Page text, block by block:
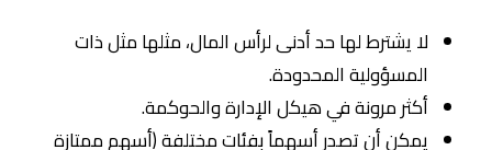
لا يشترط لها حد أدنى لرأس المال، مثلها مثل ذات
المسؤولية المحدودة.
أكثر مرونة في هيكل الإدارة والحوكمة.
يمكن أن تصدر أسهماً بفئات مختلفة (أسهم ممتازة